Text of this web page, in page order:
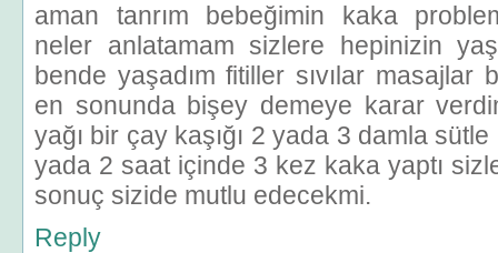
aman tanrım bebeğimin kaka
neler anlatamam sizlere hepinizin
bende yaşadım fitiller sıvılar masajlar
en sonunda bişey demeye karar
yağı bir çay kaşığı 2 yada 3 damla sütle
yada 2 saat içinde 3 kez kaka yaptı
sonuç sizide mutlu edecekmi.
Reply